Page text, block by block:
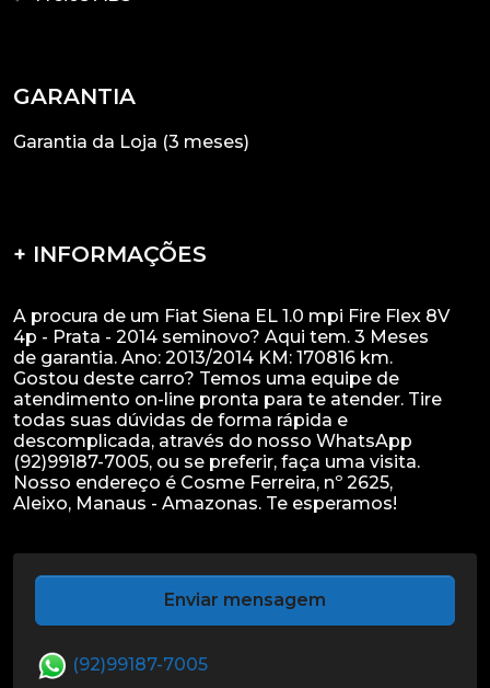
GARANTIA
Garantia da Loja (3 meses)
+ INFORMAÇÕES
A procura de um Fiat Siena EL 1.0 mpi Fire Flex 8V
4p - Prata - 2014 seminovo? Aqui tem. 3 Meses
de garantia. Ano: 2013/2014 KM: 170816 km.
Gostou deste carro? Temos uma equipe de
atendimento on-line pronta para te atender. Tire
todas suas dúvidas de forma rápida e
descomplicada, através do nosso WhatsApp
(92)99187-7005, ou se preferir, faça uma visita.
Nosso endereço é Cosme Ferreira, nº 2625,
Enviar mensagem
(92)99187-7005